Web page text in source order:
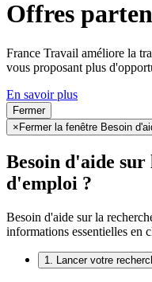
Offres
France Travail améliore la
vous proposant plus
En savoir plus
Fermer
× Fermer la fenêtre Besoin
Besoin d'aide
d'emploi ?
Besoin d'aide sur la
informations essentielles en
1. Lancer votre